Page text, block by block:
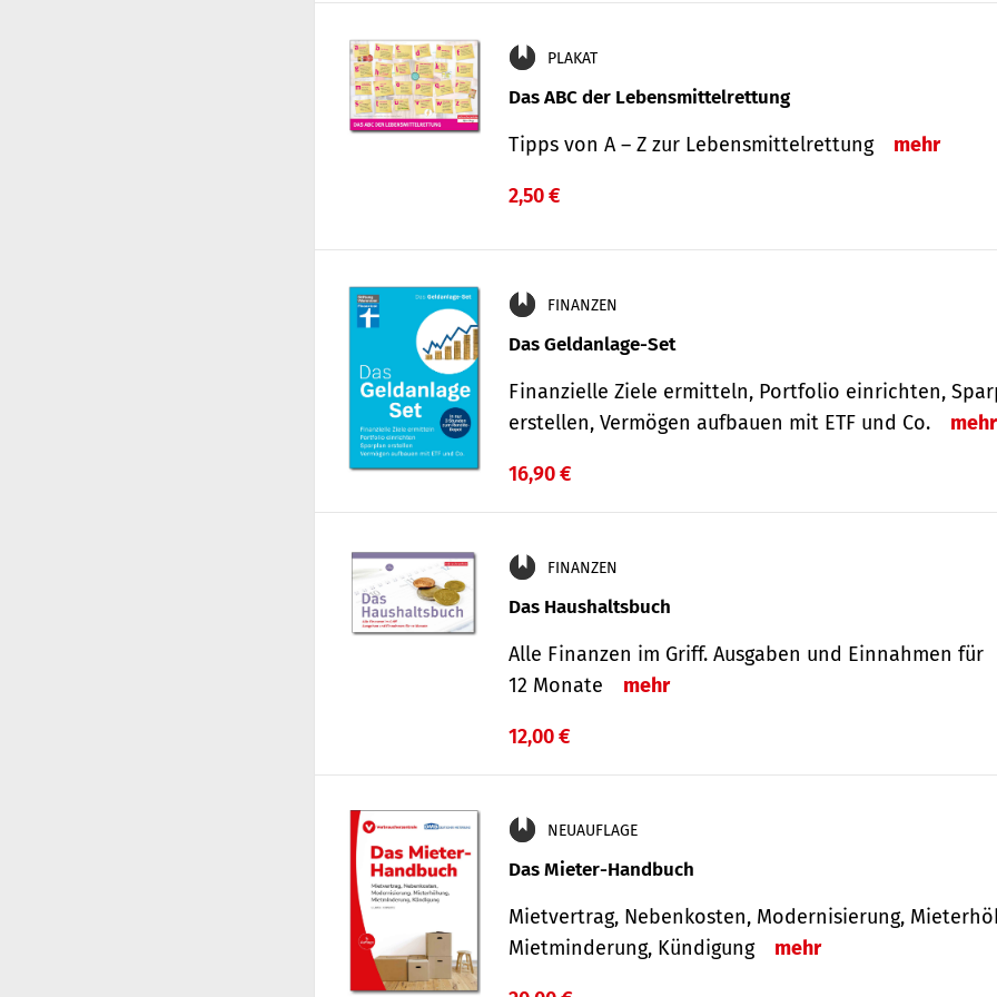
PLAKAT
Das ABC der Lebensmittelrettung
Tipps von A – Z zur Lebensmittelrettung mehr
2,50 €
FINANZEN
Das Geldanlage-Set
Finanzielle Ziele ermitteln, Portfolio einrichten,
erstellen, Vermögen aufbauen mit ETF und Co.
mehr
16,90 €
FINANZEN
Das Haushaltsbuch
Alle Finanzen im Griff. Aus­gaben und Ein­nahmen für
12 Monate
mehr
12,00 €
NEUAUFLAGE
Das Mieter-Handbuch
Mietvertrag, Nebenkosten, Modernisierung,
Mietminderung, Kündigung
mehr